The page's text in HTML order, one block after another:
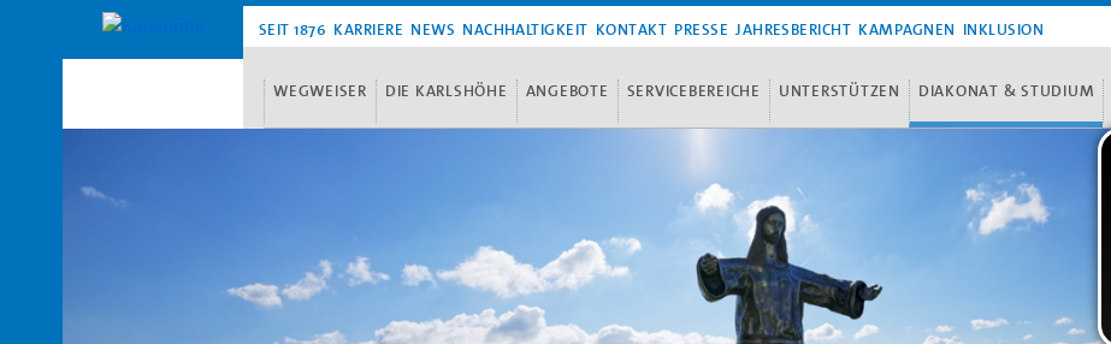
SEIT 1876 KARRIERE NEWS NACHHALTIGKEIT KONTAKT PRESSE JAHRESBERICHT KAMPAGNEN INKLUSION
WEGWEISER DIE KARLSHÖHE ANGEBOTE SERVICEBEREICHE UNTERSTÜTZEN DIAKONAT & STUDIUM